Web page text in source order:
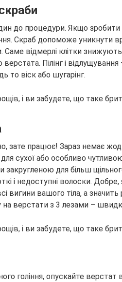
до процедури. Якщо зробити
Скраб допоможе уникнути
Саме відмерлі клітки
Пілінг і
то віск або шугарінг.
зате працює! Зараз немає
для сухої або особливо
закругленою для більш
і недоступні волоски.
вигини вашого тіла, а
на верстати з 3 лезами –
гоління, опускайте верстат